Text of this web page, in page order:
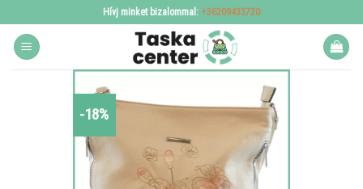
to
content
Hívj minket bizalommal: +36209433720
-18%